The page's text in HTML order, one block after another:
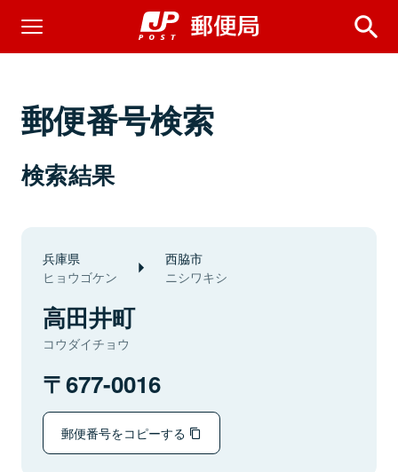
郵便番号検索
検索結果
兵庫県
ヒョウゴケン
西脇市
ニシワキシ
高田井町
コウダイチョウ
677-0016
郵便番号をコピーする